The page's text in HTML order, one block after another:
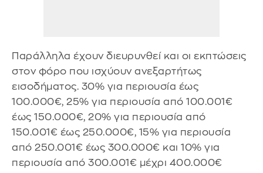
Παράλληλα έχουν διευρυνθεί και οι εκπτώσεις
στον φόρο που ισχύουν ανεξαρτήτως
εισοδήματος. 30% για περιουσία έως
100.000€, 25% για περιουσία από 100.001€
έως 150.000€, 20% για περιουσία από
150.001€ έως 250.000€, 15% για περιουσία
από 250.001€ έως 300.000€ και 10% για
περιουσία από 300.001€ μέχρι 400.000€